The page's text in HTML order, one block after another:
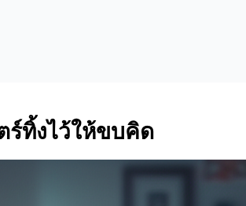
ทิ้งไว้ให้ขบคิด